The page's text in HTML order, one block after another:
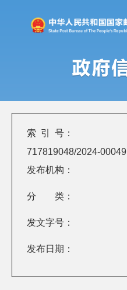
索 引 号：
717819048/2024-00049
发布机构：
分 类：
发文字号：
发布日期：